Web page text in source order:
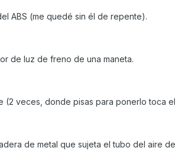
ABS (me quedé sin él de repente).
de luz de freno de una maneta.
(2 veces, donde pisas para ponerlo toca
de metal que sujeta el tubo del aire